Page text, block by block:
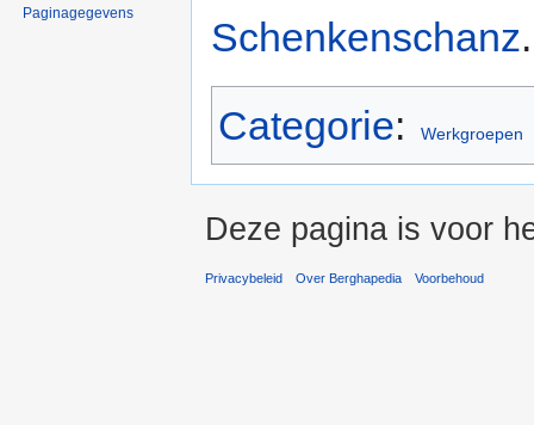
Schenkenschanz.
Categorie: Werkgroepen
Paginagegevens
Deze pagina is voor
Privacybeleid Over Berghapedia Voorbehoud